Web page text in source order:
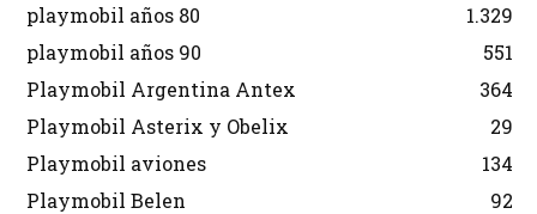
playmobil años 80
1.329
playmobil años 90
551
Playmobil Argentina Antex
364
Playmobil Asterix y Obelix
29
Playmobil aviones
134
Playmobil Belen
92